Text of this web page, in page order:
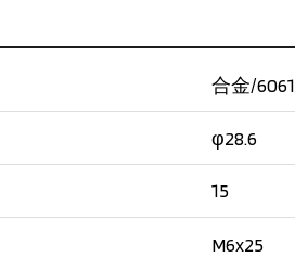
合金/6061
φ28.6
15
M6x25